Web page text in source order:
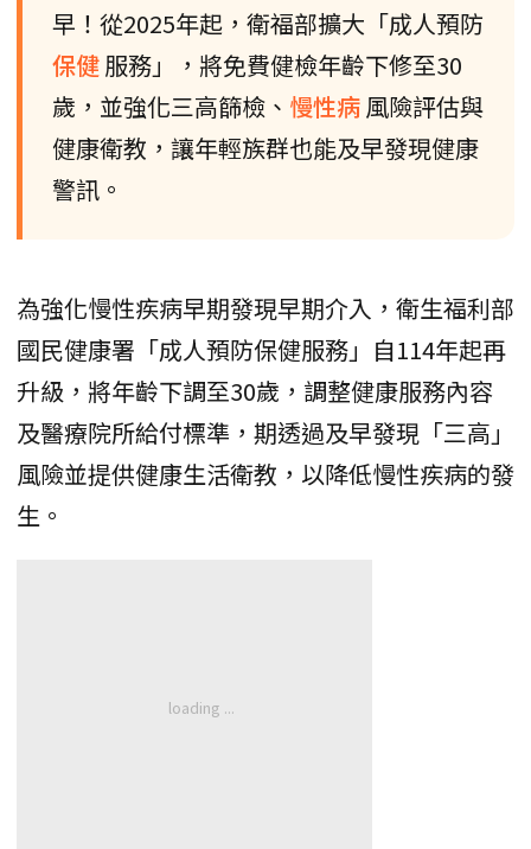
早！從2025年起，衛福部擴大「成人預防
保健服務」，將免費健檢年齡下修至30
歲，並強化三高篩檢、 慢性病風險評估與
健康衛教，讓年輕族群也能及早發現健康
警訊。
為強化慢性疾病早期發現早期介入，衛生福利部
國民健康署「成人預防保健服務」自114年起再
升級，將年齡下調至30歲，調整健康服務內容
及醫療院所給付標準，期透過及早發現「三高」
風險並提供健康生活衛教，以降低慢性疾病的發
生。